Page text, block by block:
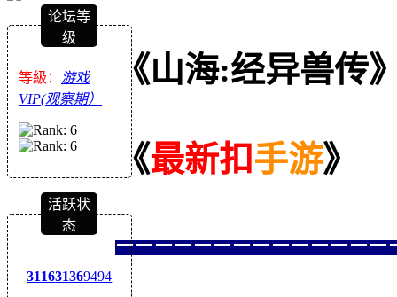
论坛等
级
等級： 游戏
VIP(观察期）
活跃状
态
311631369494
《山海:经异兽传
《最新扣 手游》